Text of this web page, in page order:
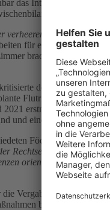
das Interesse und
der
verheerenden Flutwelle
für eine der wenigen
brachten, seien die
der Leiter
Flutrichtlinie, die
erstmals überprüft
und einer insgesamt
Rechtsexperten nach
orientiert“,sagte
die Vergabe von
bewillige.
„Eine